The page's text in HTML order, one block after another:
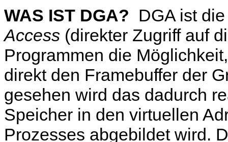
WAS IST DGA? DGAist die
Access (direkter Zugriff auf
Programmen die
direkt den Framebuffer der
gesehen wird das dadurch
Speicher in den virtuellen
Prozesses abgebildet wird.